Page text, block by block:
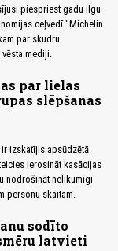
piespriest gadu ilgu
ceļvedī "Michelin
par skudru
mediji.
par lielas
slēpšanas
ir izskatījis apsūdzētā
ierosināt kasācijas
nodrošināt nelikumīgi
personu skaitam.
sodīto
latvieti